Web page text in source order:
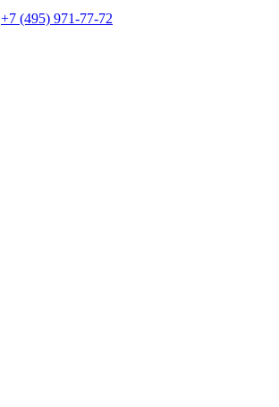
+7 (495) 971-77-72